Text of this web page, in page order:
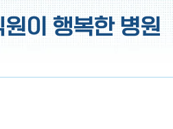
이 행복한 병원